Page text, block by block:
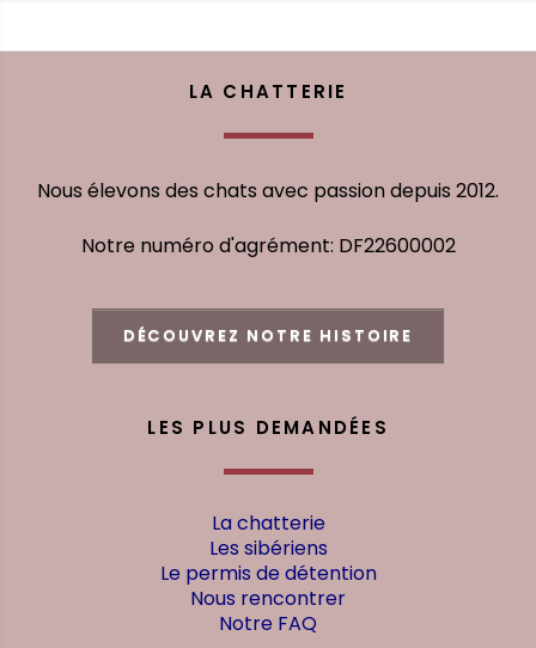
LA CHATTERIE
Nous élevons des chats avec passion depuis 2012.
Notre numéro d'agrément: DF22600002
DÉCOUVREZ NOTRE HISTOIRE
LES PLUS DEMANDÉES
La chatterie
Les sibériens
Le permis de détention
Nous rencontrer
Notre FAQ